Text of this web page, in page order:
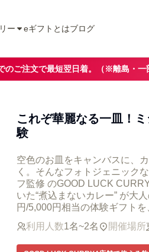
ー eギフトとはブログ
のご注文で最短翌日着。（※離島・一
これぞ華麗なる一皿！
験
空色のお皿をキャンバスに、
く。そんなフォトジェニック
フ監修 のGOOD LUCK
いた“煮込まないカレー” が大
円/5,000円相当の体験ギフト
利用人数1名~2名 開催場所